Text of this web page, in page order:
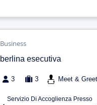
Business
berlina esecutiva
3 3 Meet & Greet
Servizio Di Accoglienza Presso